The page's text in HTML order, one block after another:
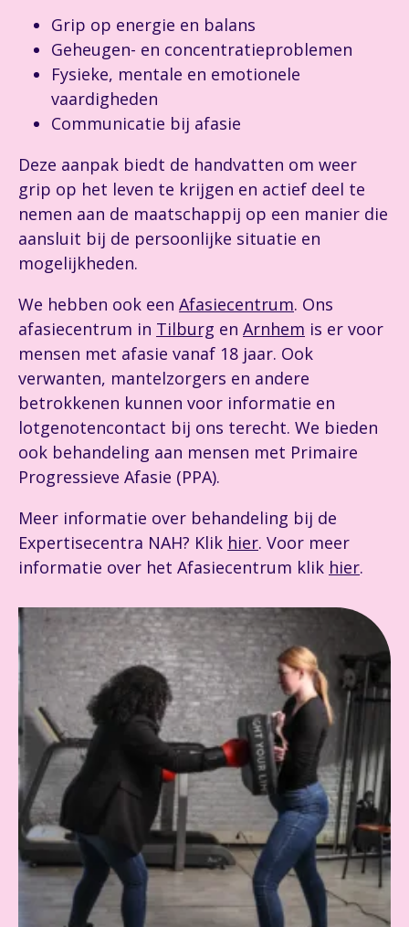
Grip op energie en balans
Geheugen- en concentratieproblemen
Fysieke, mentale en emotionele
vaardigheden
Communicatie bij afasie
Deze aanpak biedt de handvatten om weer
grip op het leven te krijgen en actief deel te
nemen aan de maatschappij op een manier die
aansluit bij de persoonlijke situatie en
mogelijkheden.
We hebben ook een Afasiecentrum. Ons
afasiecentrum in Tilburg en Arnhem is er voor
mensen met afasie vanaf 18 jaar. Ook
verwanten, mantelzorgers en andere
betrokkenen kunnen voor informatie en
lotgenotencontact bij ons terecht. We bieden
ook behandeling aan mensen met Primaire
Progressieve Afasie (PPA).
Meer informatie over behandeling bij de
Expertisecentra NAH? Klik hier. Voor meer
informatie over het Afasiecentrum klik hier.